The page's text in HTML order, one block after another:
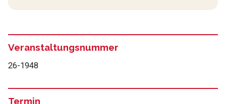
Veranstaltungsnummer
26-1948
Termin